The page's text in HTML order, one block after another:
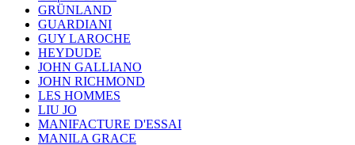
GRÜNLAND
GUARDIANI
GUY LAROCHE
HEYDUDE
JOHN GALLIANO
JOHN RICHMOND
LES HOMMES
LIU JO
MANIFACTURE D'ESSAI
MANILA GRACE